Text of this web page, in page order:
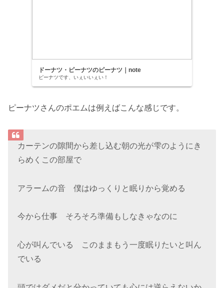
ドーナツ・ピーナツのピーナツ｜note
ピーナツです、いぇいいぇい！
ピーナツさんのポエムは例えばこんな感じです。
カーテンの隙間から差し込む朝の光が雫のようにき
らめくこの部屋で
アラームの音 僕はゆっくりと眠りから覚める
今から仕事 そろそろ準備もしなきゃなのに
心が叫んでいる このままもう一度眠りたいと叫ん
でいる